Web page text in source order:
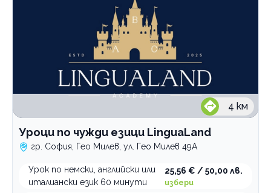
4 км
Уроци по чужди езици LinguaLand
гр. София, Гео Милев, ул. Гео Милев 49А
Урок по немски, английски или
италиански език 60 минути
25,56 € / 50,00 лв.
избери